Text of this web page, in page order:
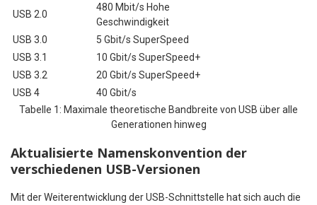
USB 2.0
480 Mbit/s Hohe
Geschwindigkeit
USB 3.0
5 Gbit/s SuperSpeed
USB 3.1
10 Gbit/s SuperSpeed+
USB 3.2
20 Gbit/s SuperSpeed+
USB 4
40 Gbit/s
Tabelle 1: Maximale theoretische Bandbreite von USB über alle
Generationen hinweg
Aktualisierte Namenskonvention der
verschiedenen USB-Versionen
Mit der Weiterentwicklung der USB-Schnittstelle hat sich auch die